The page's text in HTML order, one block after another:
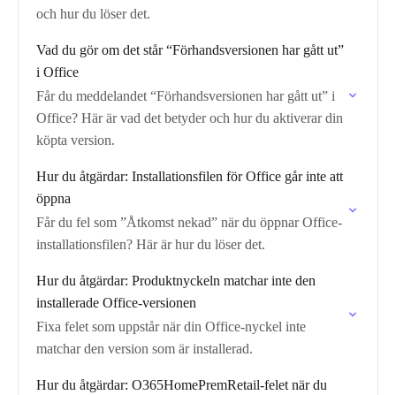
och hur du löser det.
Vad du gör om det står “Förhandsversionen har gått ut”
i Office
Får du meddelandet “Förhandsversionen har gått ut” i
Office? Här är vad det betyder och hur du aktiverar din
köpta version.
Hur du åtgärdar: Installationsfilen för Office går inte att
öppna
Får du fel som ”Åtkomst nekad” när du öppnar Office-
installationsfilen? Här är hur du löser det.
Hur du åtgärdar: Produktnyckeln matchar inte den
installerade Office-versionen
Fixa felet som uppstår när din Office-nyckel inte
matchar den version som är installerad.
Hur du åtgärdar: O365HomePremRetail-felet när du